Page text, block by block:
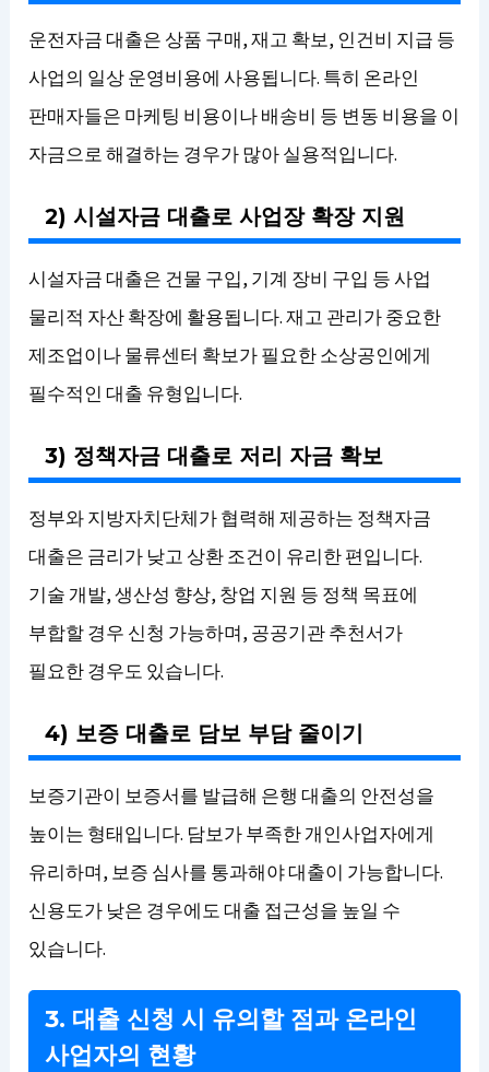
운전자금 대출은 상품 구매, 재고 확보, 인건비 지급 등
사업의 일상 운영비용에 사용됩니다. 특히 온라인
판매자들은 마케팅 비용이나 배송비 등 변동 비용을 이
자금으로 해결하는 경우가 많아 실용적입니다.
2) 시설자금 대출로 사업장 확장 지원
시설자금 대출은 건물 구입, 기계 장비 구입 등 사업
물리적 자산 확장에 활용됩니다. 재고 관리가 중요한
제조업이나 물류센터 확보가 필요한 소상공인에게
필수적인 대출 유형입니다.
3) 정책자금 대출로 저리 자금 확보
정부와 지방자치단체가 협력해 제공하는 정책자금
대출은 금리가 낮고 상환 조건이 유리한 편입니다.
기술 개발, 생산성 향상, 창업 지원 등 정책 목표에
부합할 경우 신청 가능하며, 공공기관 추천서가
필요한 경우도 있습니다.
4) 보증 대출로 담보 부담 줄이기
보증기관이 보증서를 발급해 은행 대출의 안전성을
높이는 형태입니다. 담보가 부족한 개인사업자에게
유리하며, 보증 심사를 통과해야 대출이 가능합니다.
신용도가 낮은 경우에도 대출 접근성을 높일 수
있습니다.
3. 대출 신청 시 유의할 점과 온라인
사업자의 현황